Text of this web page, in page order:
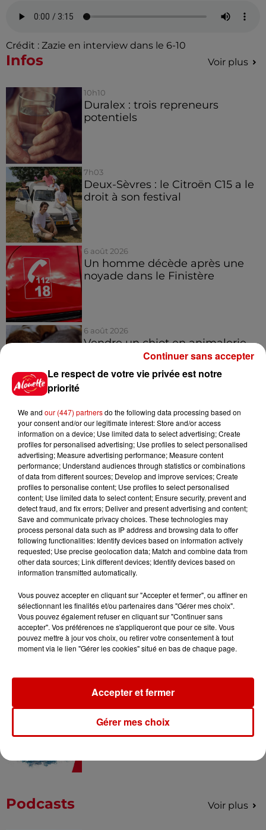
Crédit : Zazie en interview dans le 6-10
Infos Voir plus
10h10
Duralex : trois repreneurs
potentiels
7h03
Deux-Sèvres : le Citroën C15 a le
droit à son festival
6 août 2026
Un homme décède après une
noyade dans le Finistère
6 août 2026
Vendre un chiot en animalerie
peut coûter très cher
Jeux Voir plus
Gagnez vos places pour le
Festival du Roi Arthur 2026 !
Gagnez vos entrées pour le
Musée du Sport Automobile au
Mans !
Alouette vous invite à
Futuroscope Xperiences !
en jet ski !
Podcasts Voir plus
Le respect de votre vie privée est notre
priorité
We and our (447) partnersdo the following data processing based on
your consent and/or our legitimate interest: Store and/or access
information on a device; Use limited data to select advertising; Create
profiles for personalised advertising; Use profiles to select personalised
advertising; Measure advertising performance; Measure content
performance; Understand audiences through statistics or combinations
of data from different sources; Develop and improve services; Create
profiles to personalise content; Use profiles to select personalised
content; Use limited data to select content; Ensure security, prevent and
detect fraud, and fix errors; Deliver and present advertising and content;
Save and communicate privacy choices. These technologies may
process personal data such as IP address and browsing data to offer
following functionalities: Identify devices based on information actively
requested; Use precise geolocation data; Match and combine data from
other data sources; Link different devices; Identify devices based on
information transmitted automatically.
Vous pouvez accepter en cliquant sur "Accepter et fermer", ou affiner en
sélectionnant les finalités et/ou partenaires dans "Gérer mes choix".
Vous pouvez également refuser en cliquant sur "Continuer sans
accepter". Vos préférences ne s'appliqueront que pour ce site. Vous
pouvez mettre à jour vos choix, ou retirer votre consentement à tout
moment via le lien "Gérer les cookies" situé en bas de chaque page.
Gérer mes choix
Accepter et fermer
Continuer sans accepter